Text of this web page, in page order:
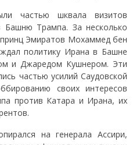
частью шквала визитов
Башню Трампа. За несколько
Эмиратов Мохаммед бен
политику Ирана в Башне
и Джаредом Кушнером. Эти
частью усилий Саудовской
своих интересов
против Катара и Ирана, их
на генерала Ассири,